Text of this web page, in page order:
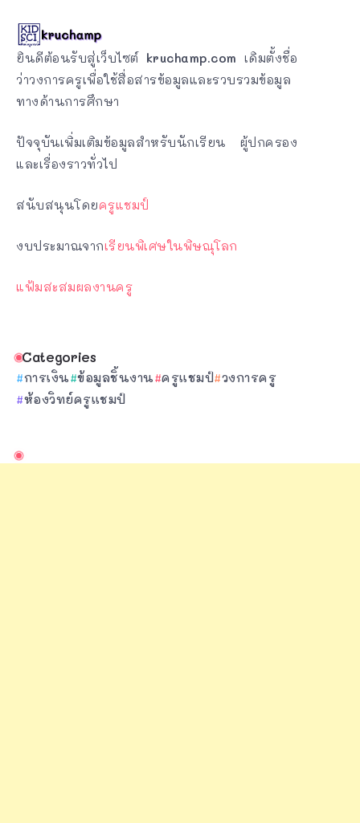
ยินดีต้อนรับสู่เว็บไซต์ kruchamp.com เดิมตั้งชื่อ
ว่าวงการครูเพื่อใช้สื่อสารข้อมูลและรวบรวมข้อมูล
ทางด้านการศึกษา
ปัจจุบันเพิ่มเติมข้อมูลสำหรับนักเรียน ผู้ปกครอง
และเรื่องราวทั่วไป
สนับสนุนโดยครูแชมป์
งบประมาณจากเรียนพิเศษในพิษณุโลก
แฟ้มสะสมผลงานครู
Categories
การเงิน ข้อมูลชิ้นงาน ครูแชมป์ วงการครู
ห้องวิทย์ครูแชมป์